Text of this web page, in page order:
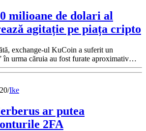
milioane de dolari al
agitație pe piața cripto
exchange-ul KuCoin a suferit un
în urma căruia au fost furate aproximativ…
/Ike
ar putea
2FA